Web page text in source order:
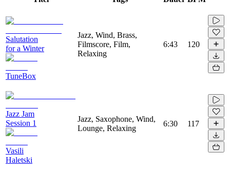
Salutation
for a Winter
TuneBox
Jazz, Wind, Brass,
Filmscore, Film,
Relaxing
6:43 120
Jazz Jam
Session 1
Vasili
Haletski
Jazz, Saxophone, Wind,
Lounge, Relaxing
6:30 117